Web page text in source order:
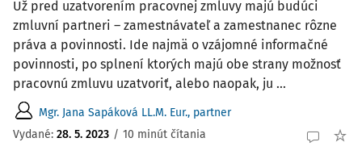
Už pred uzatvorením pracovnej zmluvy majú budúci
zmluvní partneri – zamestnávateľ a zamestnanec rôzne
práva a povinnosti. Ide najmä o vzájomné informačné
povinnosti, po splnení ktorých majú obe strany možnosť
pracovnú zmluvu uzatvoriť, alebo naopak, ju ...
Mgr. Jana Sapáková LL.M. Eur., partner
Vydané: 28. 5. 2023 / 10 minút čítania